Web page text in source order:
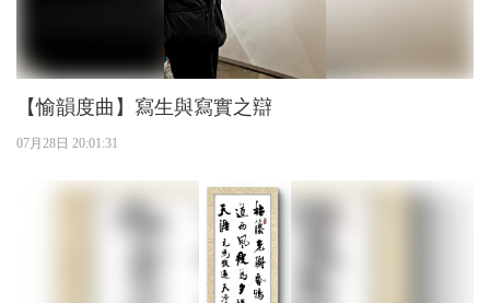
【愉韻度曲】寫生與寫實之辯
07月28日 20:01:31